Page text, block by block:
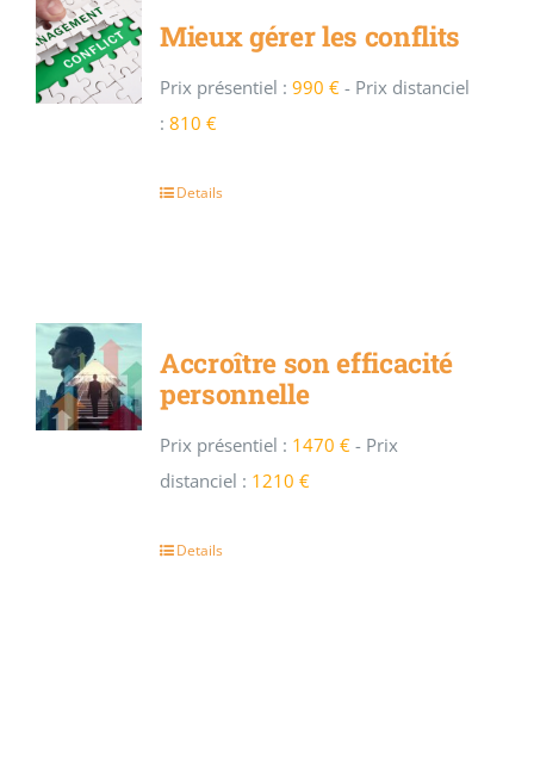
Mieux gérer les conflits
Prix présentiel : 990 € - Prix distanciel
: 810 €
Details
Accroître son efficacité
personnelle
Prix présentiel : 1470 € - Prix
distanciel : 1210 €
Details